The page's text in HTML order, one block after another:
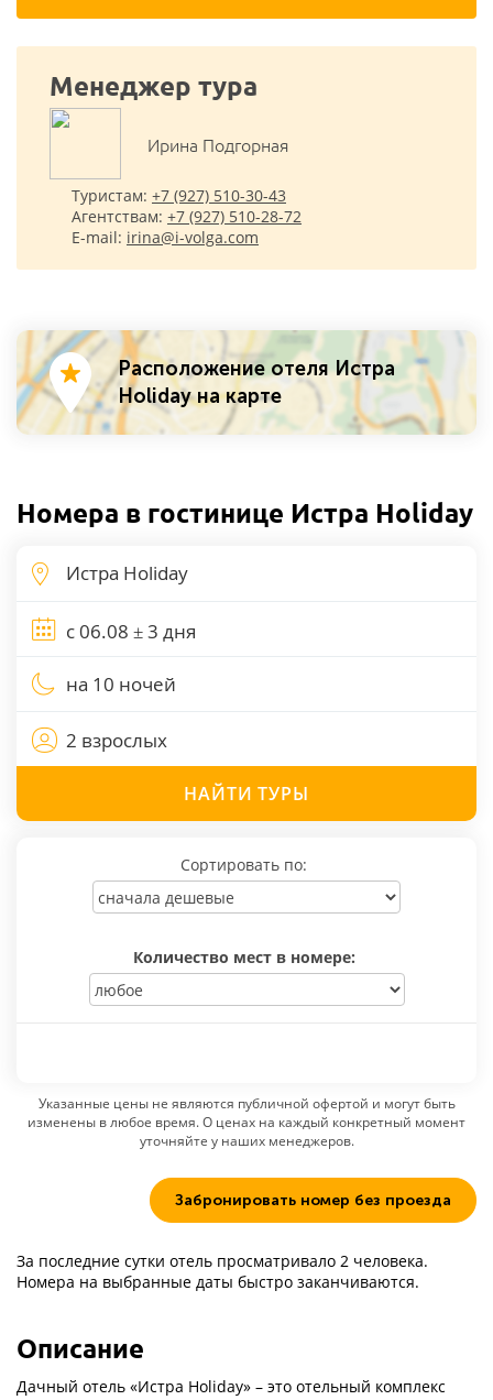
Менеджер тура
Ирина Подгорная
Туристам: +7 (927) 510-30-43
Агентствам: +7 (927) 510-28-72
E-mail: irina@i-volga.com
Расположение отеля Истра
Holiday на карте
Номера в гостинице Истра Holiday
на 10 ночей
2 взрослых
НАЙТИ ТУРЫ
Сортировать по:
Количество мест в номере:
Указанные цены не являются публичной офертой и могут быть
изменены в любое время. О ценах на каждый конкретный момент
уточняйте у наших менеджеров.
Забронировать номер без проезда
За последние сутки отель просматривало 2 человека.
Номера на выбранные даты быстро заканчиваются.
Описание
Дачный отель «Истра Holiday» – это отельный комплекс